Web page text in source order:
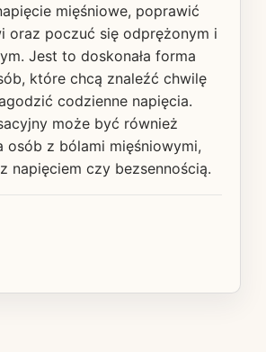
mięśniowe, poprawić
oraz poczuć się odprężonym i
Jest to doskonała forma
które chcą znaleźć chwilę
codzienne napięcia.
może być również
osób z bólami mięśniowymi,
napięciem czy bezsennością.